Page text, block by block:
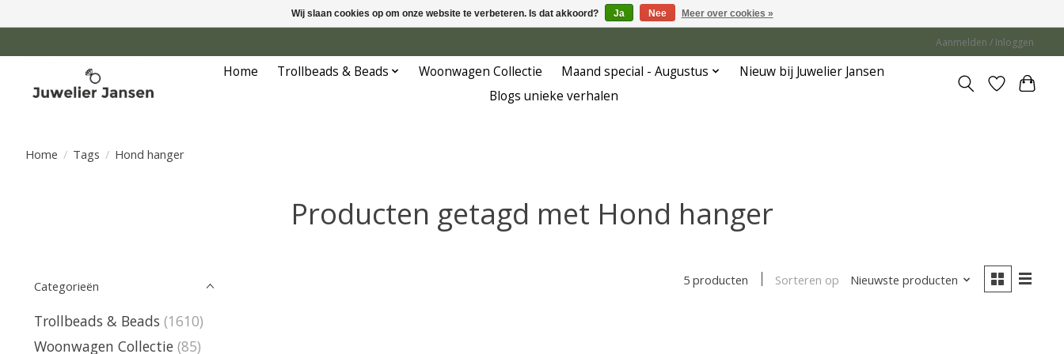
Aanmelden / Inloggen
Home Trollbeads & Beads Woonwagen Collectie Maand special - Augustus
Nieuw bij Juwelier Jansen
Blogs unieke verhalen
Home / Tags / Hond hanger
Producten getagd met Hond hanger
Categorieën
Trollbeads & Beads (1610)
Woonwagen Collectie (85)
5 producten Sorteren op Nieuwste producten
Wij slaan cookies op om onze website te verbeteren. Is dat akkoord? Ja Nee Meer over cookies »